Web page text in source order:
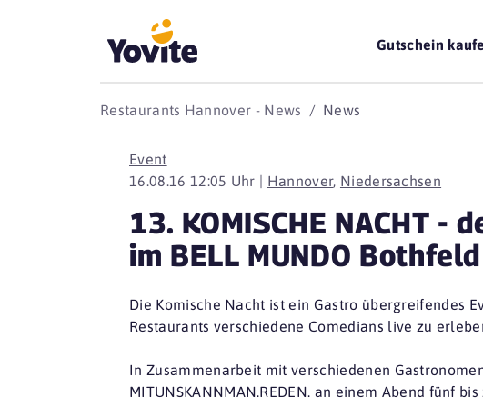
Gutschein
Restaurants Hannover - News News
Event
16.08.16 12:05 Uhr | Hannover, Niedersachsen
13. KOMISCHE NACHT -
im BELL MUNDO Bothfeld
Die Komische Nacht ist ein Gastro übergreifendes
Restaurants verschiedene Comedians live zu
In Zusammenarbeit mit verschiedenen
MITUNSKANNMAN.REDEN. an einem Abend fünf